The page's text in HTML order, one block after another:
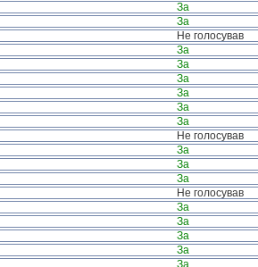
За
За
Не голосував
За
За
За
За
За
За
Не голосував
За
За
За
Не голосував
За
За
За
За
За